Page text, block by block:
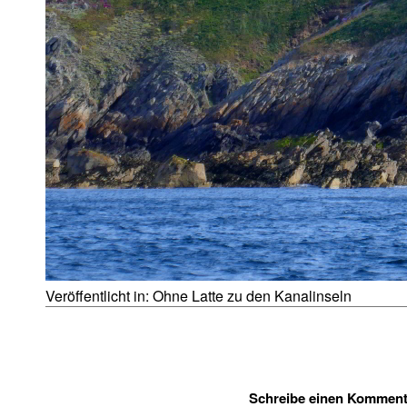
Veröffentlicht in: Ohne Latte zu den Kanalinseln
Schreibe einen